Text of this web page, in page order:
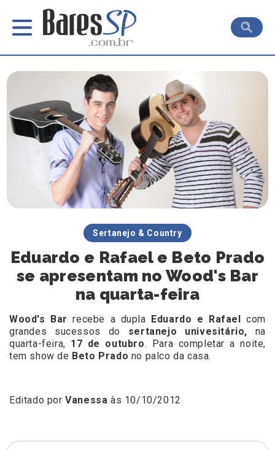
Sertanejo & Country
Eduardo e Rafael e Beto Prado
se apresentam no Wood's Bar
na quarta-feira
Wood's Bar recebe a dupla Eduardo e Rafael
com
grandes sucessos do sertanejo univesitário, na
quarta-feira, 17 de outubro. Para completar a noite,
tem show de Beto Prado no palco da casa.
Editado porVanessa às 10/10/2012